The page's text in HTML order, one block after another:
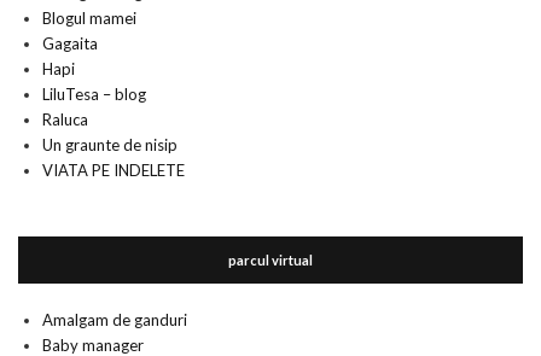
Blogul mamei
Gagaita
Hapi
LiluTesa – blog
Raluca
Un graunte de nisip
VIATA PE INDELETE
parcul virtual
Amalgam de ganduri
Baby manager